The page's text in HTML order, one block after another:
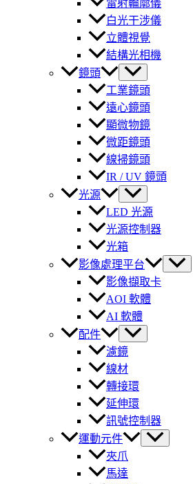
雷射輪廓儀
白光干涉儀
立體視覺
結構光相機
鏡頭
工業鏡頭
遠心鏡頭
顯微物鏡
微距鏡頭
線掃鏡頭
IR / UV 鏡頭
光源
LED 光源
光源控制器
光箱
影像處理平台
影像擷取卡
AOI 軟體
AI 軟體
配件
濾鏡
線材
轉接環
延伸環
訊號控制器
運動元件
夾爪
馬達